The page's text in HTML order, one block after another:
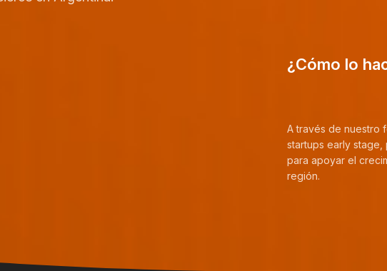
¿Cómo lo
A través de nuestro
startups early
para apoyar el
región.